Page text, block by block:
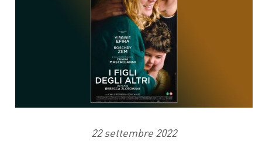
22 settembre 2022